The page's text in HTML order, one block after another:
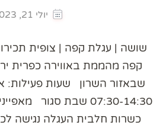
יולי 21, 2023
שושה | עגלת קפה | צופית
קפה מהממת באווירה כפרית
07:30-14:30 שבת סגור
כשרות חלבית העגלה נגישה